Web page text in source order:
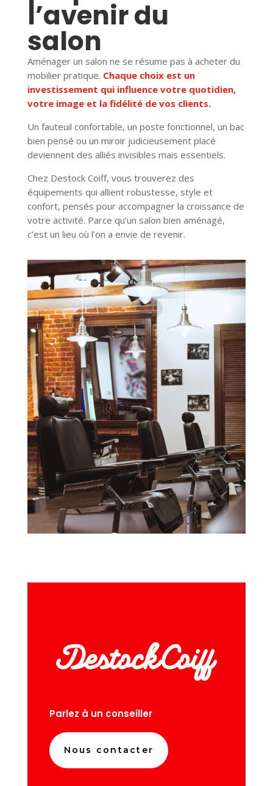
l’avenir du
salon
Aménager un salon ne se résume pas à acheter du
mobilier pratique. Chaque choix est un
investissement qui influence votre quotidien,
votre image et la fidélité de vos clients.
Un fauteuil confortable, un poste fonctionnel, un bac
bien pensé ou un miroir judicieusement placé
deviennent des alliés invisibles mais essentiels.
Chez Destock Coiff, vous trouverez des
équipements qui allient robustesse, style et
confort, pensés pour accompagner la croissance de
votre activité. Parce qu’un salon bien aménagé,
c’est un lieu où l’on a envie de revenir.
Parlez à un conseiller
Nous contacter